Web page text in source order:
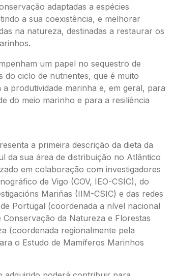
adaptadas a espécies
a sua coexistência, e melhorar
na natureza, destinadas a restaurar os
um papel no sequestro de
do ciclo de nutrientes, que é muito
produtividade marinha e, em geral, para
do meio marinho e para a resiliência
a primeira descrição da dieta da
da sua área de distribuição no Atlântico
em colaboração com investigadores
de Vigo (COV, IEO-CSIC), do
Mariñas (IIM-CSIC) e das redes
Portugal (coordenada a nível nacional
Conservação da Natureza e Florestas
(coordenada regionalmente pela
o Estudo de Mamíferos Marinhos